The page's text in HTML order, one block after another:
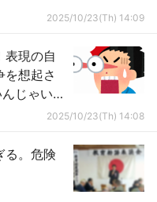
2025/10/23(Th) 14:09
表現の自
を想起さ
じゃい
ｗｗｗｗ2025/10/23(Th) 14:08
る。危険